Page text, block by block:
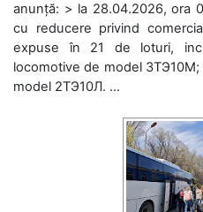
anunță: > la 28.04.2026, ora
cu reducere privind
expuse în 21 de loturi,
locomotive de model
model 2ТЭ10Л. ...